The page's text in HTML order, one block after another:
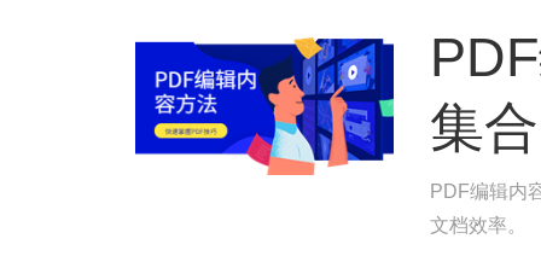
集合
PDF编辑内
文档效率。